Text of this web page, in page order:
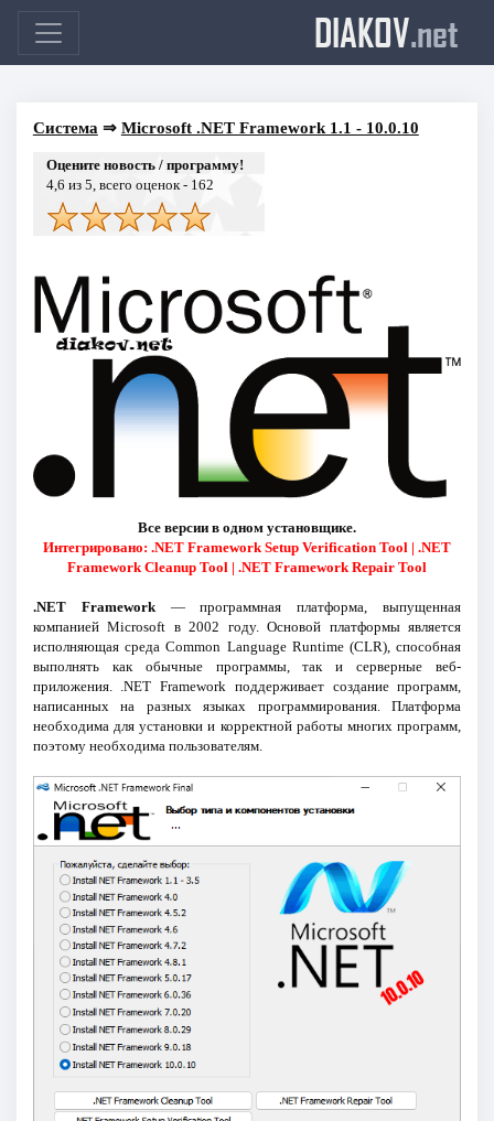
DIAKOV.net
Система ⇒ Microsoft .NET Framework 1.1 - 10.0.10
Оцените новость / программу!
4,6 из 5, всего оценок - 162
Все версии в одном установщике.
Интегрировано: .NET Framework Setup Verification Tool | .NET
Framework Cleanup Tool | .NET Framework Repair Tool
.NET Framework — программная платформа, выпущенная
компанией Microsoft в 2002 году. Основой платформы является
исполняющая среда Common Language Runtime (CLR), способная
выполнять как обычные программы, так и серверные веб-
приложения. .NET Framework поддерживает создание программ,
написанных на разных языках программирования. Платформа
необходима для установки и корректной работы многих программ,
поэтому необходима пользователям.